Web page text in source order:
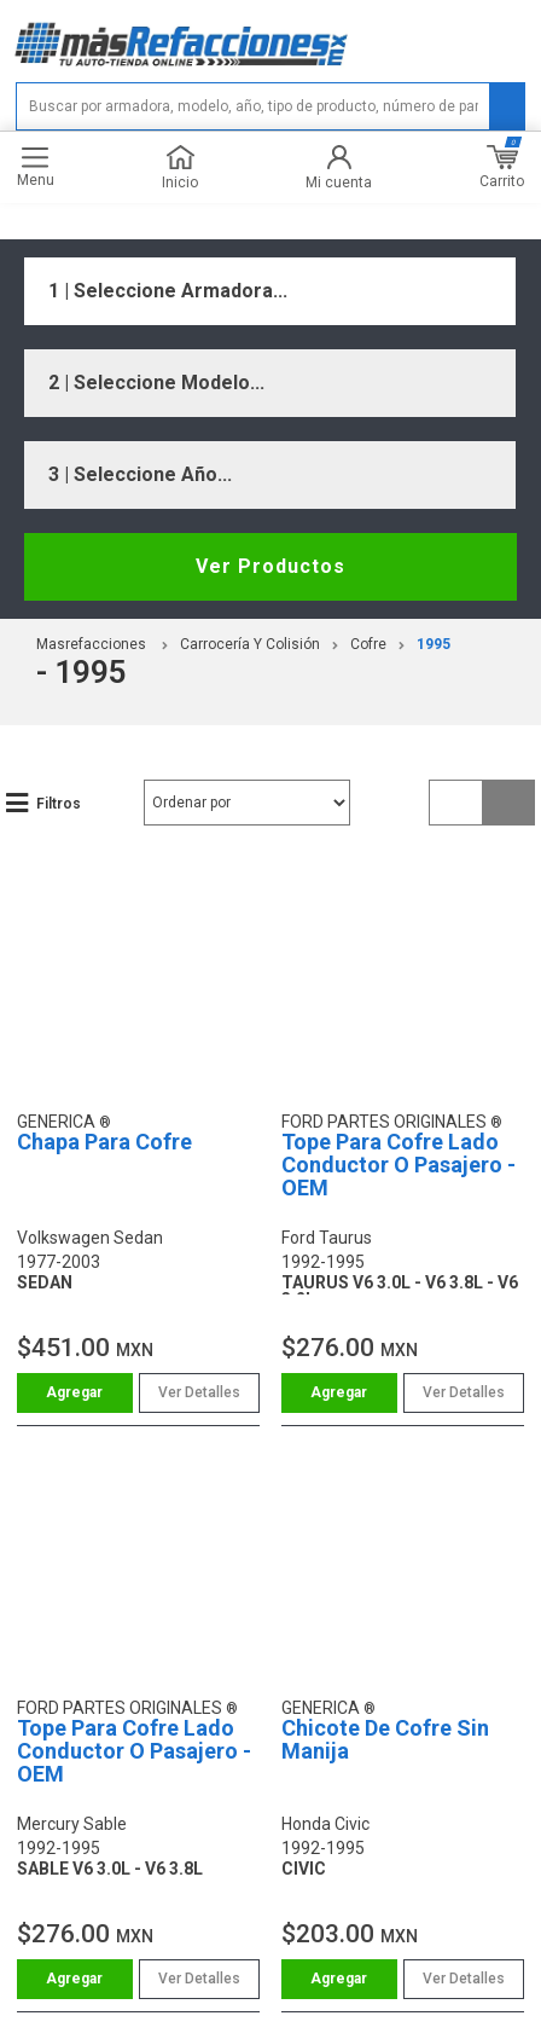
Menu Inicio Mi cuenta Carrito
0
1 | Seleccione Armadora...
2 | Seleccione Modelo...
3 | Seleccione Año...
Ver Productos
Masrefacciones Carrocería Y Colisión Cofre 1995
- 1995
Filtros
GENERICA
Chapa Para Cofre
Volkswagen Sedan
1977-2003
SEDAN
$451.00 MXN
Ver Detalles
FORD PARTES ORIGINALES
Tope Para Cofre Lado
Conductor O Pasajero -
OEM
Ford Taurus
1992-1995
TAURUS V6 3.0L - V6 3.8L - V6
3.2L
$276.00 MXN
Ver Detalles
FORD PARTES ORIGINALES
Tope Para Cofre Lado
Conductor O Pasajero -
OEM
Mercury Sable
1992-1995
SABLE V6 3.0L - V6 3.8L
$276.00 MXN
Ver Detalles
GENERICA
Chicote De Cofre Sin
Manija
Honda Civic
1992-1995
CIVIC
$203.00 MXN
Ver Detalles